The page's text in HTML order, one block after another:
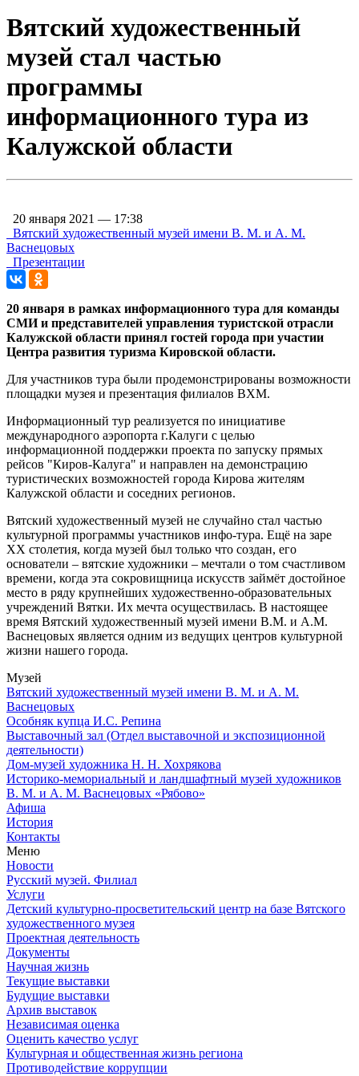
Вятский художественный
музей стал частью
программы
информационного тура из
Калужской области
20 января 2021 — 17:38
Вятский художественный музей имени В. М. и А. М.
Васнецовых
Презентации
20 января в рамках информационного тура для команды
СМИ и представителей управления туристской отрасли
Калужской области принял гостей города при участии
Центра развития туризма Кировской области.
Для участников тура были продемонстрированы возможности
площадки музея и презентация филиалов ВХМ.
Информационный тур реализуется по инициативе
международного аэропорта г.Калуги с целью
информационной поддержки проекта по запуску прямых
рейсов "Киров-Калуга" и направлен на демонстрацию
туристических возможностей города Кирова жителям
Калужской области и соседних регионов.
Вятский художественный музей не случайно стал частью
культурной программы участников инфо-тура. Ещё на заре
ХХ столетия, когда музей был только что создан, его
основатели – вятские художники – мечтали о том счастливом
времени, когда эта сокровищница искусств займёт достойное
место в ряду крупнейших художественно-образовательных
учреждений Вятки. Их мечта осуществилась. В настоящее
время Вятский художественный музей имени В.М. и А.М.
Васнецовых является одним из ведущих центров культурной
жизни нашего города.
Музей
Вятский художественный музей имени В. М. и А. М.
Васнецовых
Особняк купца И.С. Репина
Выставочный зал (Отдел выставочной и экспозиционной
деятельности)
Дом-музей художника Н. Н. Хохрякова
Историко-мемориальный и ландшафтный музей художников
В. М. и А. М. Васнецовых «Рябово»
Афиша
История
Контакты
Меню
Новости
Русский музей. Филиал
Услуги
Детский культурно-просветительский центр на базе Вятского
художественного музея
Проектная деятельность
Документы
Научная жизнь
Текущие выставки
Будущие выставки
Архив выставок
Независимая оценка
Оценить качество услуг
Культурная и общественная жизнь региона
Противодействие коррупции